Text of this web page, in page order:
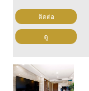
ติดต่อ
ดู